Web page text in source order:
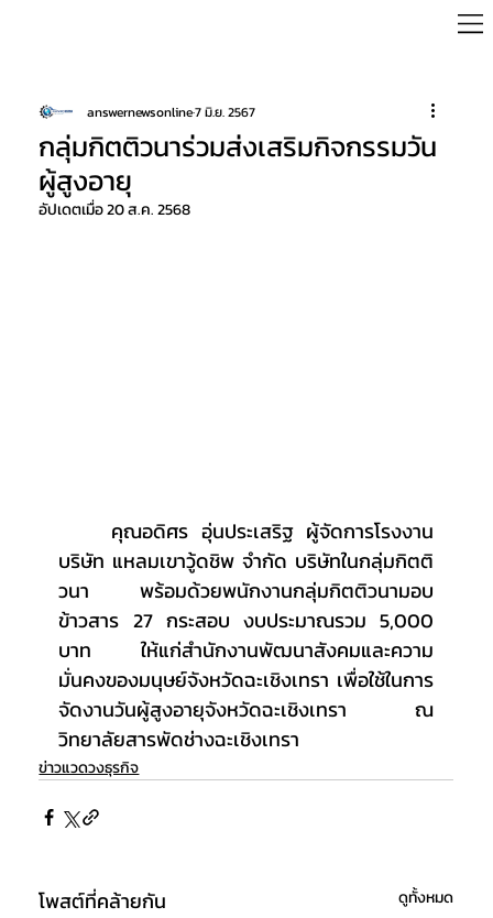
กลุ่มกิตติวนาร่วมส่งเสริมกิจกรรมวัน
ผู้สูงอายุ
answernewsonline7 มิ.ย. 2567
อัปเดตเมื่อ20 ส.ค. 2568
บริษัท แหลมเขาวู้ดชิพ จำกัด บริษัทในกลุ่มกิตติ
วนา พร้อมด้วยพนักงานกลุ่มกิตติวนามอบ
ข้าวสาร 27 กระสอบ งบประมาณรวม 5,000
บาท ให้แก่สำนักงานพัฒนาสังคมและความ
มั่นคงของมนุษย์จังหวัดฉะเชิงเทรา เพื่อใช้ในการ
จัดงานวันผู้สูงอายุจังหวัดฉะเชิงเทรา ณ
วิทยาลัยสารพัดช่างฉะเชิงเทรา
ข่าวแวดวงธุรกิจ
โพสต์ที่คล้ายกัน ดูทั้งหมด